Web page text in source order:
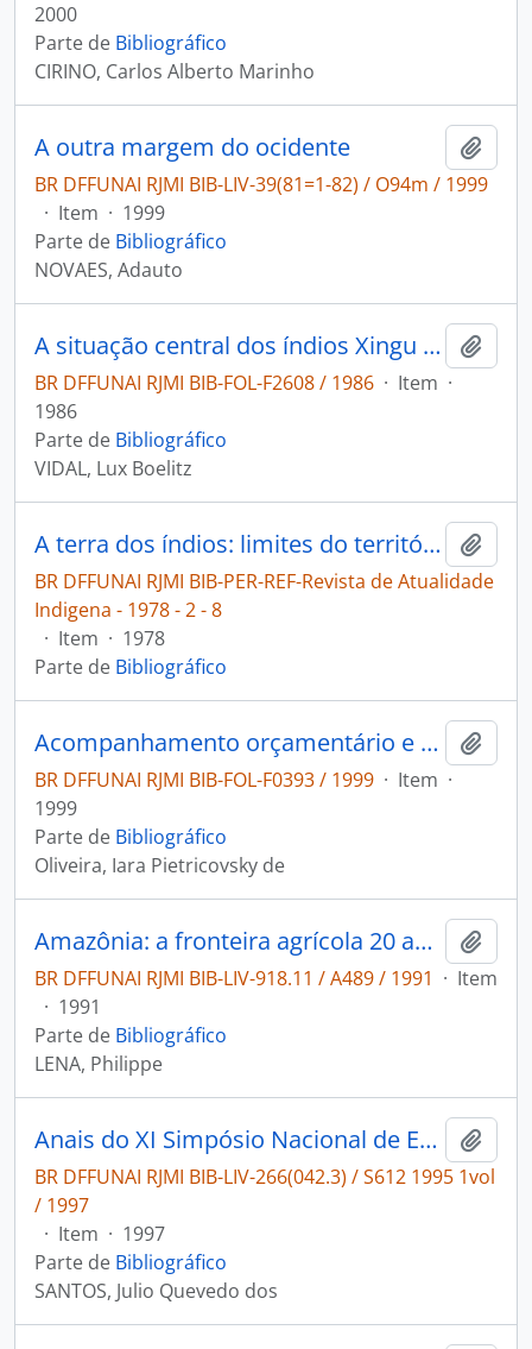
2000
Parte de Bibliográfico
CIRINO, Carlos Alberto Marinho
A outra margem do ocidente
BR DFFUNAI RJMI BIB-LIV-39(81=1-82) / O94m / 1999
· Item · 1999
Parte de Bibliográfico
NOVAES, Adauto
A situação central dos índios Xingu do Bacajá-Pará: assistência ao Projeto de Apoio Ferro-Carajás: (2. relatório).
BR DFFUNAI RJMI BIB-FOL-F2608 / 1986 · Item ·
1986
Parte de Bibliográfico
VIDAL, Lux Boelitz
A terra dos índios: limites do território tribal [Revista de Atualidade Indigena]
BR DFFUNAI RJMI BIB-PER-REF-Revista de Atualidade
Indigena - 1978 - 2 - 8
· Item · 1978
Parte de Bibliográfico
Acompanhamento orçamentário e avaliação da ação do governo para as populações indígenas
BR DFFUNAI RJMI BIB-FOL-F0393 / 1999 · Item ·
1999
Parte de Bibliográfico
Oliveira, Iara Pietricovsky de
Amazônia: a fronteira agrícola 20 anos depois.
BR DFFUNAI RJMI BIB-LIV-918.11 / A489 / 1991 · Item
· 1991
Parte de Bibliográfico
LENA, Philippe
Anais do XI Simpósio Nacional de Estudos Missioneiros
BR DFFUNAI RJMI BIB-LIV-266(042.3) / S612 1995 1vol
/ 1997
· Item · 1997
Parte de Bibliográfico
SANTOS, Julio Quevedo dos